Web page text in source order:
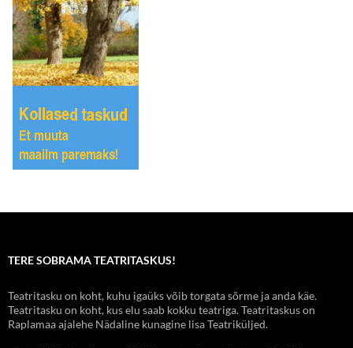
TERE SOBRAMA TEATRITASKUS!
Teatritasku on koht, kuhu igaüks võib torgata sõrme ja anda käe.
Teatritasku on koht, kus elu saab kokku teatriga. Teatritaskus on
Raplamaa ajalehe Nädaline kunagine lisa Teatriküljed.